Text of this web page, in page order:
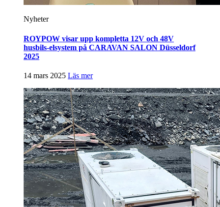
Nyheter
ROYPOW visar upp kompletta 12V och 48V
husbils-elsystem på CARAVAN SALON Düsseldorf
2025
14 mars 2025 Läs mer